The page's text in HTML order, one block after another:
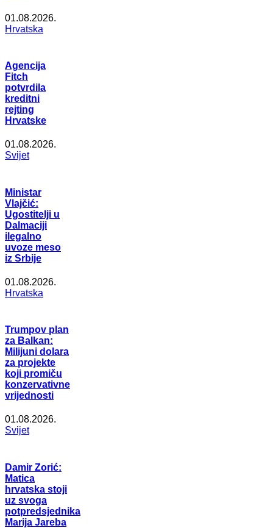
01.08.2026.
Hrvatska
Agencija
Fitch
potvrdila
kreditni
rejting
Hrvatske
01.08.2026.
Svijet
Ministar
Vlajčić:
Ugostitelji u
Dalmaciji
ilegalno
uvoze meso
iz Srbije
01.08.2026.
Hrvatska
Trumpov plan
za Balkan:
Milijuni dolara
za projekte
koji promiču
konzervativne
vrijednosti
01.08.2026.
Svijet
Damir Zorić:
Matica
hrvatska stoji
uz svoga
potpredsjednika
Marija Jareba